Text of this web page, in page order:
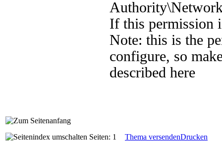
If this permission
Note: this is the
configure, so
described here
Seiten: 1 Thema versendenDrucken